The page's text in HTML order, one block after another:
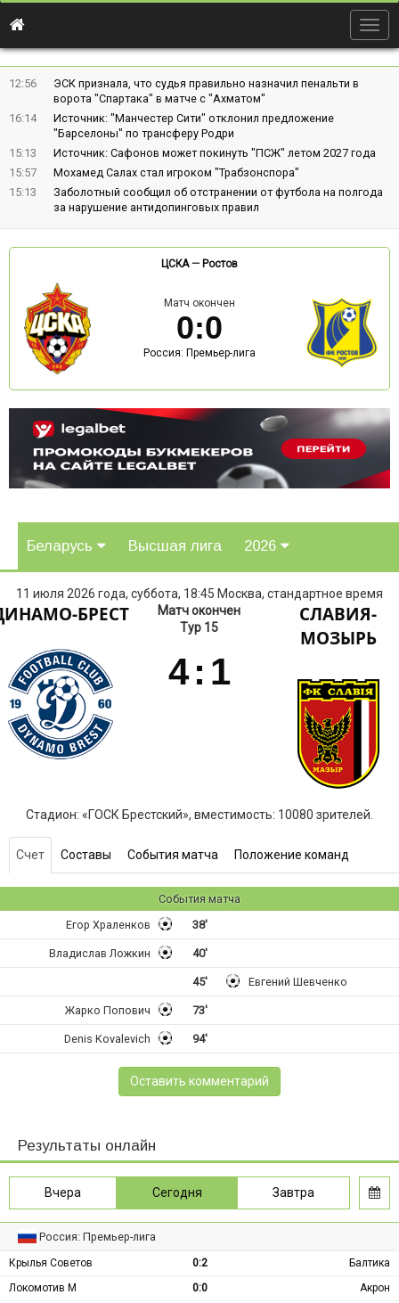
12:56
ЭСК признала, что судья правильно назначил пенальти в
ворота "Спартака" в матче с "Ахматом"
16:14
Источник: "Манчестер Сити" отклонил предложение
"Барселоны" по трансферу Родри
15:13
Источник: Сафонов может покинуть "ПСЖ" летом 2027 года
15:57
Мохамед Салах стал игроком "Трабзонспора"
15:13
Заболотный сообщил об отстранении от футбола на полгода
за нарушение антидопинговых правил
ЦСКА— Ростов
Матч окончен
0:0
Россия: Премьер-лига
Беларусь Высшая лига 2026
11 июля 2026 года, суббота, 18:45 Москва, стандартное время
БРЕСТ
Матч окончен
Тур 15
4: 1
СЛАВИЯ-
МОЗЫРЬ
Стадион: «ГОСК Брестский», вместимость: 10080 зрителей.
Счет Составы События матча Положение команд
События матча
38'
Егор Храленков
40'
Владислав Ложкин
45' Евгений Шевченко
73'
Жарко Попович
94'
Denis Kovalevich
Оставить комментарий
Результаты онлайн
Вчера Сегодня Завтра
Россия: Премьер-лига
Крылья Советов 0:2
Балтика
Локомотив М
0:0
Акрон